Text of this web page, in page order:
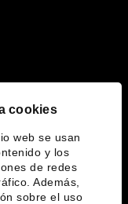
cookies
web se usan
y los
de redes
Además,
sobre el uso